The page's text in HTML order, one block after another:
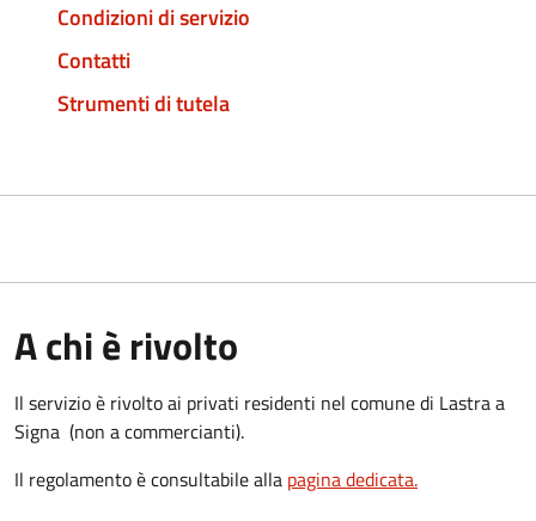
Condizioni di servizio
Contatti
Strumenti di tutela
A chi è rivolto
Il servizio è rivolto ai privati residenti nel comune di Lastra a
Signa (non a commercianti).
Il regolamento è consultabile alla pagina dedicata.